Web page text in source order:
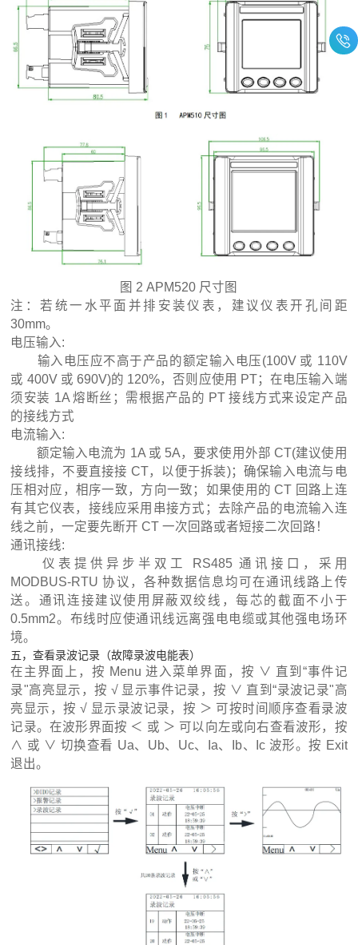
图 2 APM520 尺寸图
注：若统一水平面并排安装仪表，建议仪表开孔间距
30mm。
电压输入:
输入电压应不高于产品的额定输入电压(100V 或 110V
或 400V 或 690V)的 120%，否则应使用 PT；在电压输入端
须安装 1A 熔断丝；需根据产品的 PT 接线方式来设定产品
的接线方式
电流输入:
额定输入电流为 1A 或 5A，要求使用外部 CT(建议使用
接线排，不要直接接 CT，以便于拆装)；确保输入电流与电
压相对应，相序一致，方向一致；如果使用的 CT 回路上连
有其它仪表，接线应采用串接方式；去除产品的电流输入连
线之前，一定要先断开 CT 一次回路或者短接二次回路！
通讯接线:
仪表提供异步半双工 RS485 通讯接口，采用
MODBUS-RTU 协议，各种数据信息均可在通讯线路上传
送。通讯连接建议使用屏蔽双绞线，每芯的截面不小于
0.5mm2。布线时应使通讯线远离强电电缆或其他强电场环
境。
五，查看录波记录（故障录波电能表）
在主界面上，按 Menu 进入菜单界面，按 ∨ 直到“事件记
录"高亮显示，按 √ 显示事件记录，按 ∨ 直到“录波记录"高
亮显示，按 √ 显示录波记录，按 ＞ 可按时间顺序查看录波
记录。在波形界面按 ＜ 或 ＞ 可以向左或向右查看波形，按
∧ 或 ∨ 切换查看 Ua、Ub、Uc、Ia、Ib、Ic 波形。按 Exit
退出。